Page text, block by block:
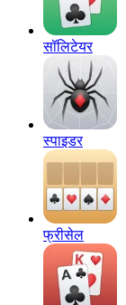
सॉलिटेयर
स्पाइडर
फ्रीसेल